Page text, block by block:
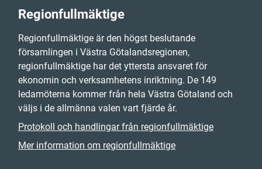
Regionfullmäktige
Regionfullmäktige är den högst beslutande
församlingen i Västra Götalandsregionen,
regionfullmäktige har det yttersta ansvaret för
ekonomin och verksamhetens inriktning. De 149
ledamöterna kommer från hela Västra Götaland och
väljs i de allmänna valen vart fjärde år.
Protokoll och handlingar från regionfullmäktige
Mer information om regionfullmäktige